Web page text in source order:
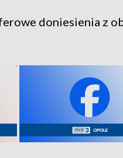
doniesienia z